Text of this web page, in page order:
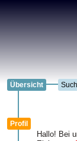
Übersicht
Profil
Hallo! Bei